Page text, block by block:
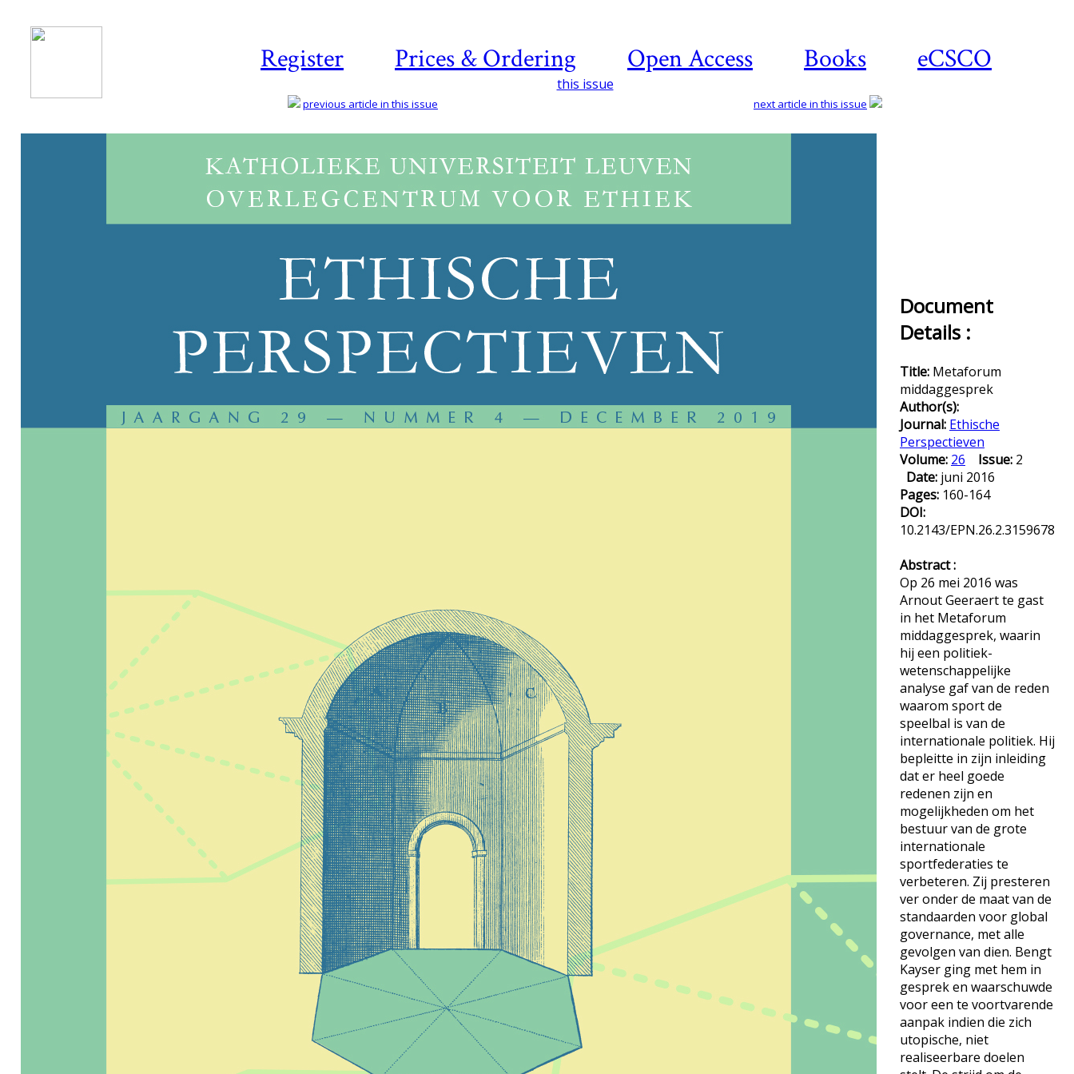
Register Prices & Ordering Open Access Books eCSCO
this issue
previous article in this issue next article in this issue
Document
Details :
Title: Metaforum
middaggesprek
Author(s):
Journal: Ethische
Perspectieven
Volume: 26 Issue: 2
Date: juni 2016
Pages: 160-164
DOI:
10.2143/EPN.26.2.3159678
Abstract :
Op 26 mei 2016 was
Arnout Geeraert te gast
in het Metaforum
middaggesprek, waarin
hij een politiek-
wetenschappelijke
analyse gaf van de reden
waarom sport de
speelbal is van de
internationale politiek. Hij
bepleitte in zijn inleiding
dat er heel goede
redenen zijn en
mogelijkheden om het
bestuur van de grote
internationale
sportfederaties te
verbeteren. Zij presteren
ver onder de maat van de
standaarden voor global
governance, met alle
gevolgen van dien. Bengt
Kayser ging met hem in
gesprek en waarschuwde
voor een te voortvarende
aanpak indien die zich
utopische, niet
realiseerbare doelen